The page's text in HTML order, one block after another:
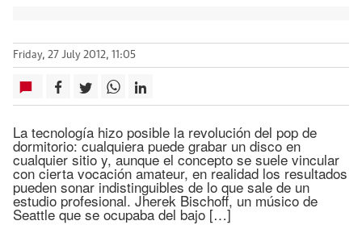
Friday, 27 July 2012, 11:05
La tecnología hizo posible la revolución del pop de
dormitorio: cualquiera puede grabar un disco en
cualquier sitio y, aunque el concepto se suele vincular
con cierta vocación amateur, en realidad los resultados
pueden sonar indistinguibles de lo que sale de un
estudio profesional. Jherek Bischoff, un músico de
Seattle que se ocupaba del bajo […]